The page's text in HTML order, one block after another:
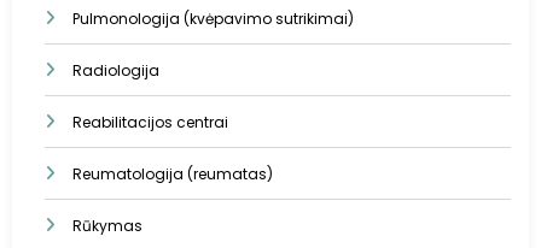
Pulmonologija (kvėpavimo sutrikimai)
Radiologija
Reabilitacijos centrai
Reumatologija (reumatas)
Rūkymas